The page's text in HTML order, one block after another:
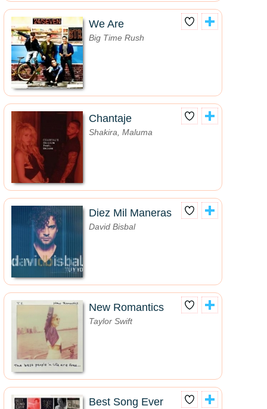
We Are
Big Time Rush
Chantaje
Shakira, Maluma
Diez Mil Maneras
David Bisbal
New Romantics
Taylor Swift
Best Song Ever